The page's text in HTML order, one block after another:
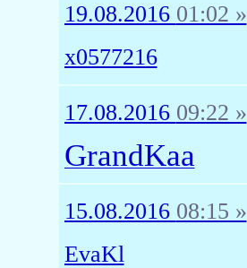
19.08.2016 01:02 »
x0577216
17.08.2016 09:22 »
GrandKaa
15.08.2016 08:15 »
EvaKl